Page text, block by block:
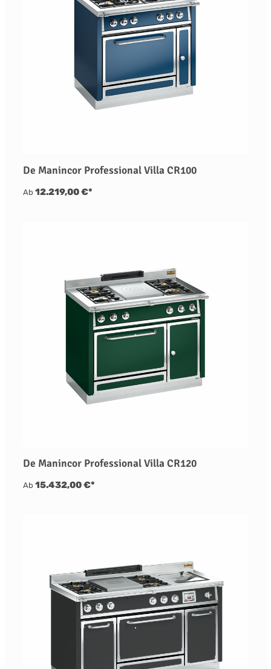
De Manincor Professional Villa CR100
Ab 12.219,00 €*
De Manincor Professional Villa CR120
Ab 15.432,00 €*